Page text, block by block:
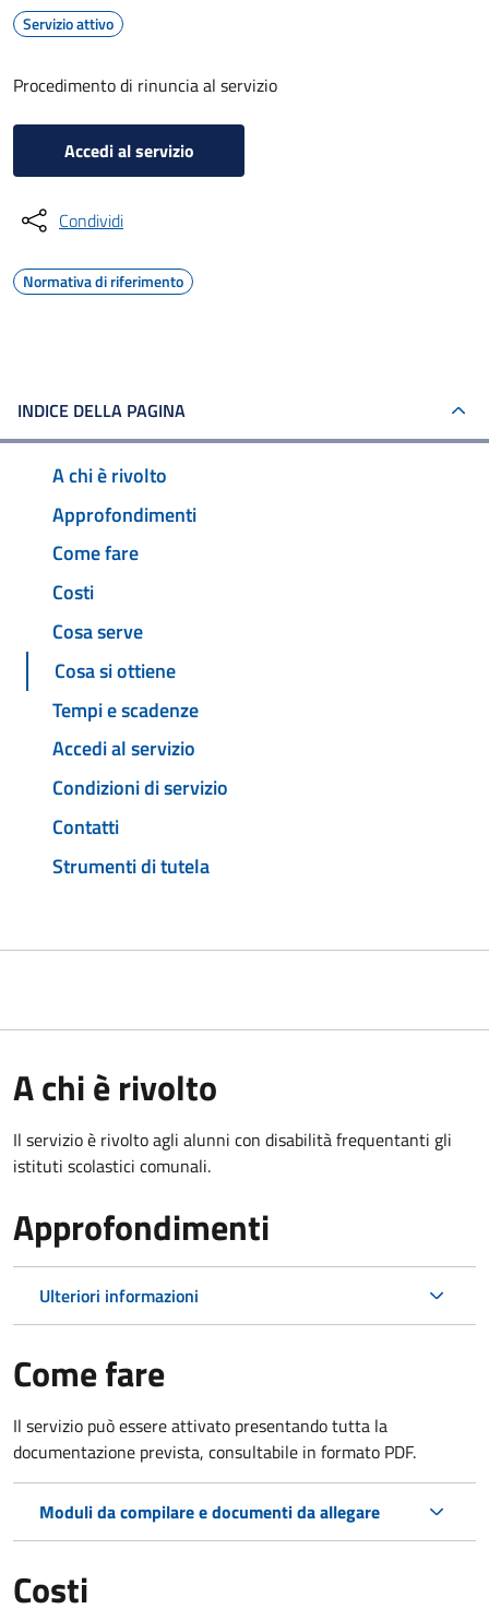
Servizio attivo
Procedimento di rinuncia al servizio
Accedi al servizio
Condividi
Normativa di riferimento
INDICE DELLA PAGINA
A chi è rivolto
Approfondimenti
Come fare
Costi
Cosa serve
Cosa si ottiene
Tempi e scadenze
Accedi al servizio
Condizioni di servizio
Contatti
Strumenti di tutela
A chi è rivolto
Il servizio è rivolto agli alunni con disabilità frequentanti gli
istituti scolastici comunali.
Approfondimenti
Ulteriori informazioni
Come fare
Il servizio può essere attivato presentando tutta la
documentazione prevista, consultabile in formato PDF.
Moduli da compilare e documenti da allegare
Costi